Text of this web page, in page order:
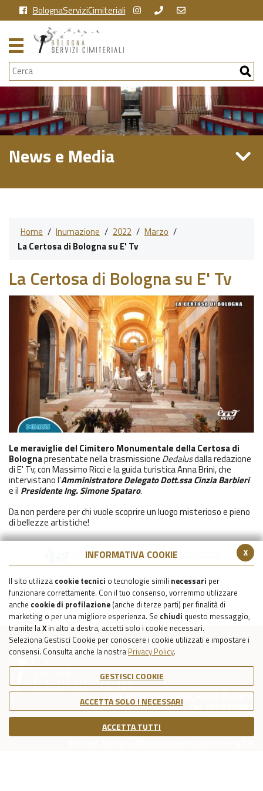
x
INFORMATIVA COOKIE
Il sito utilizza cookie tecnici o tecnologie simili necessari per
funzionare correttamente. Con il tuo consenso, vorremmo utilizzare
anche cookie di profilazione (anche di terze parti) per finalità di
marketing o per una migliore esperienza. Se chiudi questo messaggio,
tramite laX in alto a destra, accetti solo i cookie necessari.
Seleziona Gestisci Cookie per conoscere i cookie utilizzati e impostare i
consensi. Consulta anche la nostra Privacy Policy.
GESTISCI COOKIE
ACCETTA SOLO I NECESSARI
ACCETTA TUTTI
BolognaServiziCimiteriali
Cerca
News e Media
Home / Inumazione / 2022 / Marzo /
La Certosa di Bologna su E' Tv
La Certosa di Bologna su E' Tv
Le meraviglie del Cimitero Monumentale della Certosa di
Bolognapresentate nella trasmissione Dedalusdalla redazione
di E' Tv, con Massimo Ricci e la guida turistica Anna Brini, che
intervistano l'Amministratore Delegato Dott.ssa Cinzia Barbieri
e il Presidente Ing. Simone Spataro.
Da non perdere per chi vuole scoprire un luogo misterioso e pieno
di bellezze artistiche!
Dedalus - Trasmissione del 24.03.2022
Via della Certosa 18, 40134 Bologna
Tel. 051 6150811
C.F./P.IVA Reg. Imp. BO 03079781203
Capitale Sociale Int. Vers. €39.215,69